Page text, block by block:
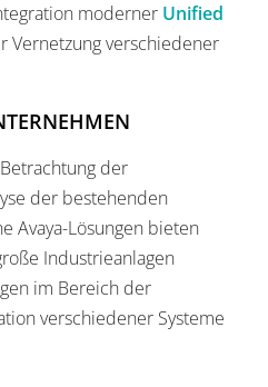
moderner Unified
Vernetzung verschiedener
der
der bestehenden
Avaya-Lösungen bieten
Industrieanlagen
im Bereich der
verschiedener Systeme